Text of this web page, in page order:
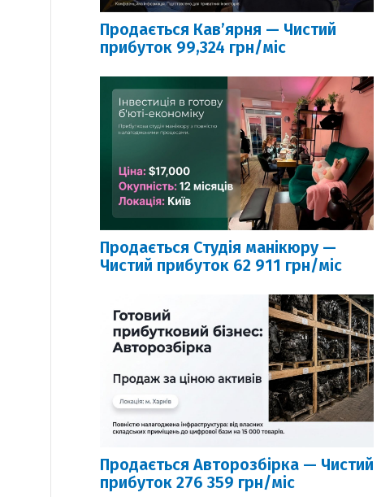
Продається Кавʼярня — Чистий
прибуток 99,324 грн/міс
Продається Студія манікюру —
Чистий прибуток 62 911 грн/міс
Продається Авторозбірка — Чистий
прибуток 276 359 грн/міс